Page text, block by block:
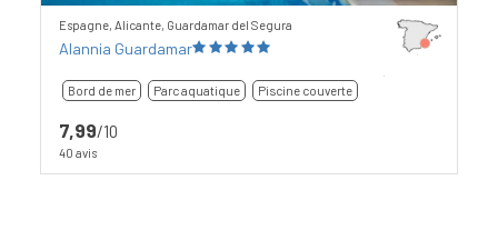
Espagne, Alicante, Guardamar del Segura
Alannia Guardamar
Bord de mer Parc aquatique Piscine couverte
7,99/10
40 avis